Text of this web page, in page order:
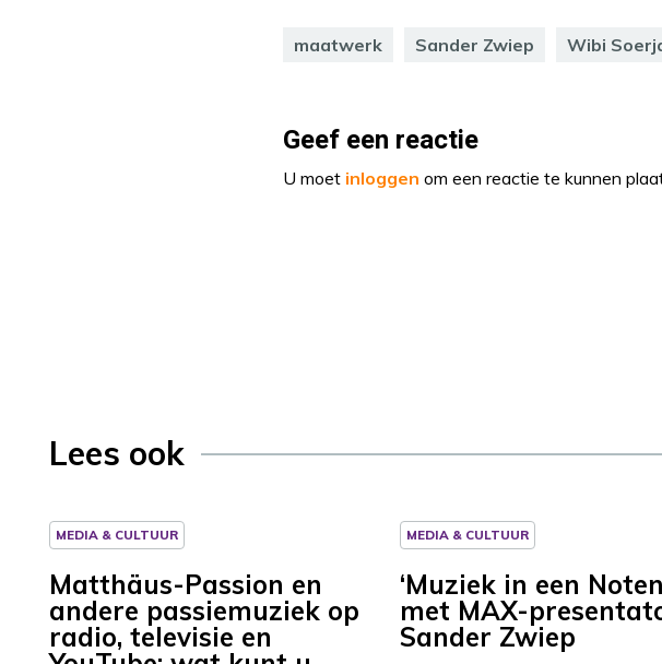
maatwerk Sander Zwiep Wibi
Geef een reactie
U moet inloggen om een reactie te kunnen
Lees ook
MEDIA & CULTUUR
Matthäus-Passion en
andere passiemuziek op
radio, televisie en
MEDIA & CULTUUR
‘Muziek in een
met MAX-
Sander Zwiep